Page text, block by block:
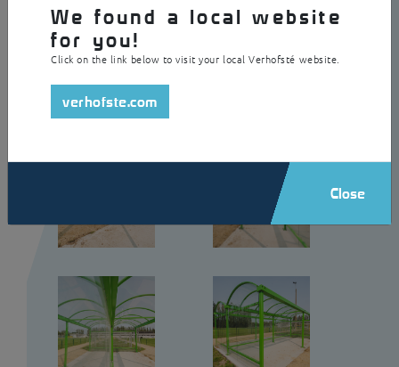
We found a local website
for you!
Click on the link below to visit your local Verhofsté website.
verhofste.com
Close